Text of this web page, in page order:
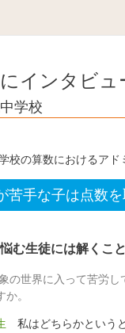
インタビュ
学校
校の算数におけるアド
苦手な子は点数
む生徒には解くこ
の世界に入って苦労し
か。
私はどちらかという